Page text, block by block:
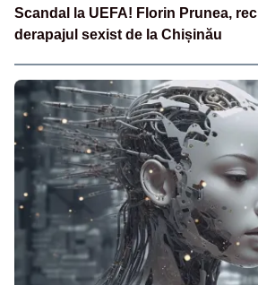
Scandal la UEFA! Florin Prunea,
derapajul sexist de la Chișinău